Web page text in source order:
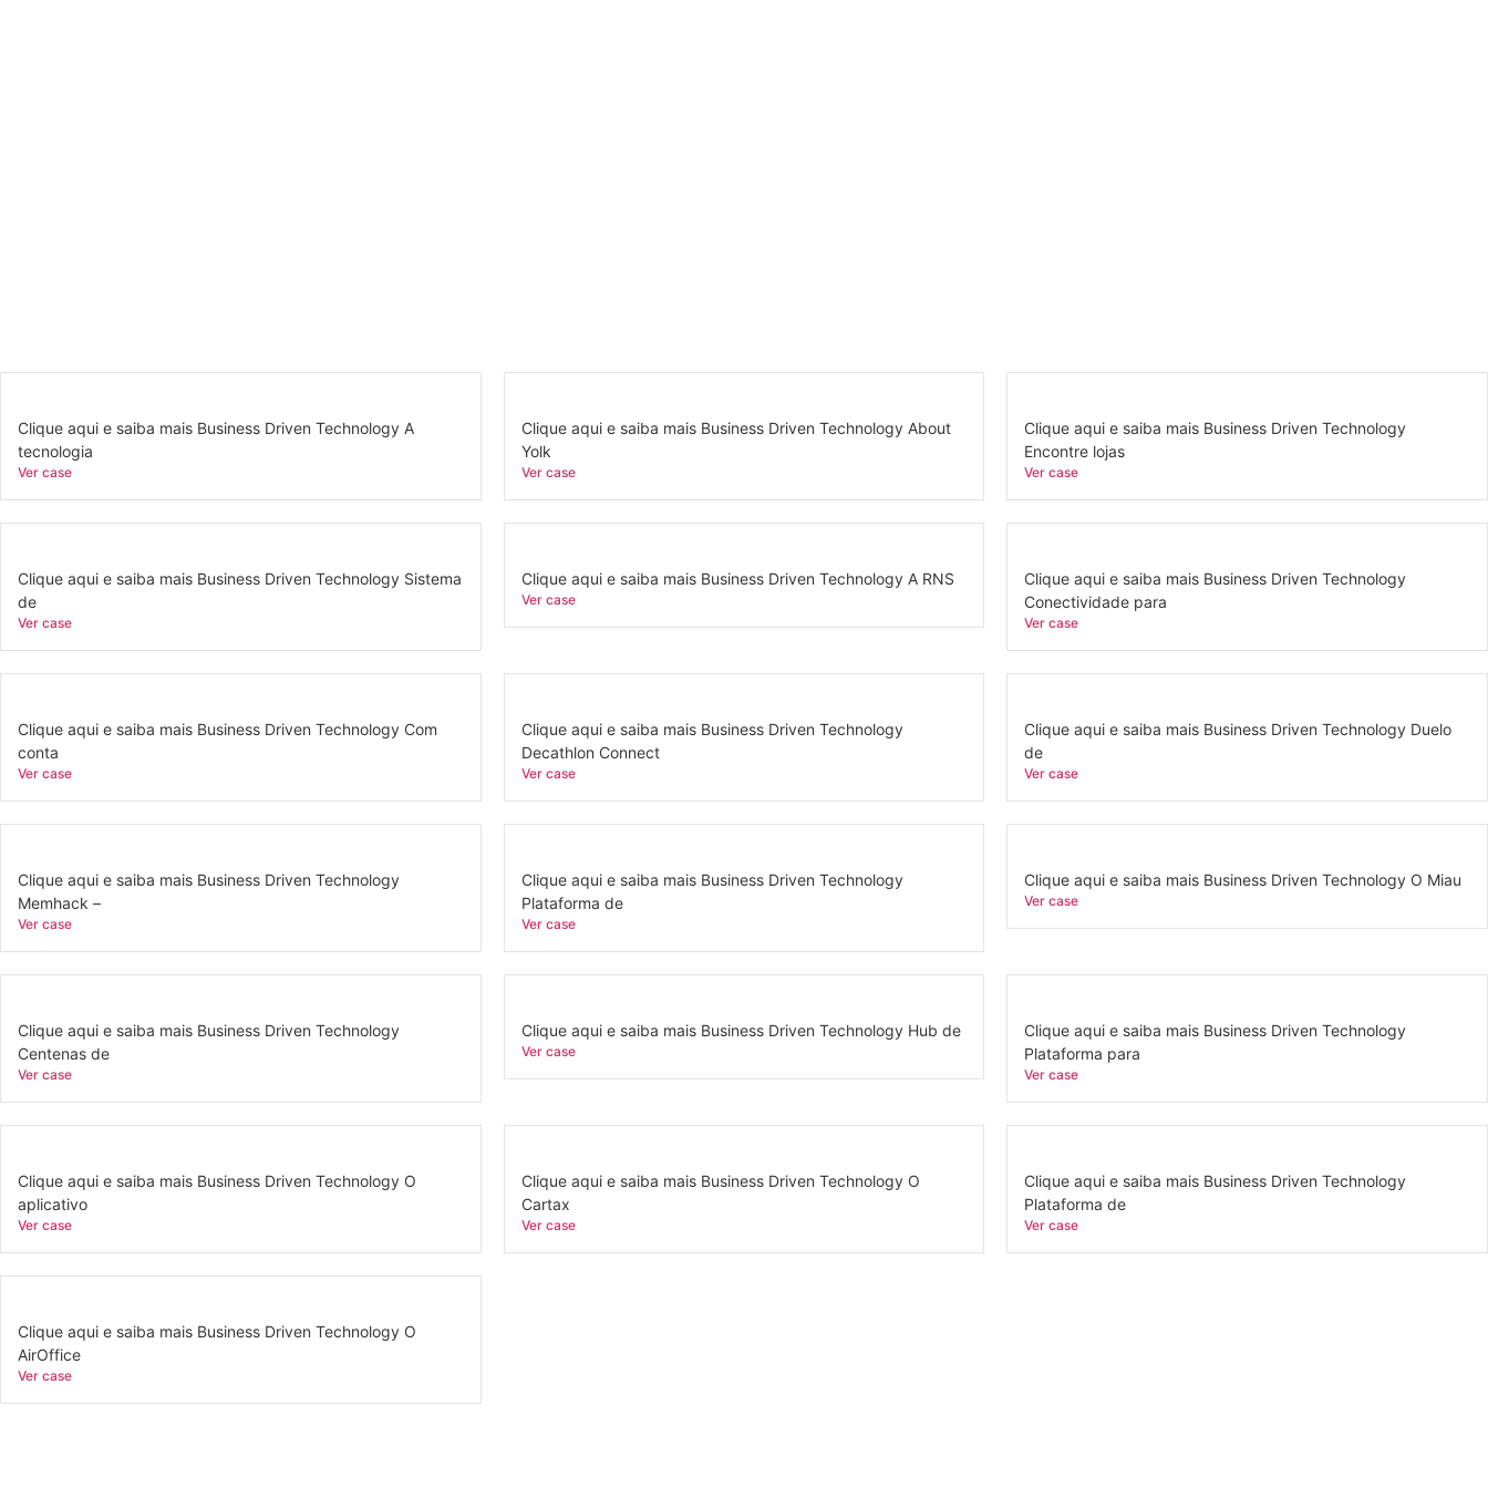
Clique aqui e saiba mais Business Driven Technology A
tecnologia
Ver case
Clique aqui e saiba mais Business Driven Technology About
Yolk
Ver case
Clique aqui e saiba mais Business Driven Technology
Encontre lojas
Ver case
Clique aqui e saiba mais Business Driven Technology Sistema
de
Ver case
Clique aqui e saiba mais Business Driven Technology A RNS
Ver case
Clique aqui e saiba mais Business Driven Technology
Conectividade para
Ver case
Clique aqui e saiba mais Business Driven Technology Com
conta
Ver case
Clique aqui e saiba mais Business Driven Technology
Decathlon Connect
Ver case
Clique aqui e saiba mais Business Driven Technology Duelo
de
Ver case
Clique aqui e saiba mais Business Driven Technology
Memhack –
Ver case
Clique aqui e saiba mais Business Driven Technology
Plataforma de
Ver case
Clique aqui e saiba mais Business Driven Technology O Miau
Ver case
Clique aqui e saiba mais Business Driven Technology
Centenas de
Ver case
Clique aqui e saiba mais Business Driven Technology Hub de
Ver case
Clique aqui e saiba mais Business Driven Technology
Plataforma para
Ver case
Clique aqui e saiba mais Business Driven Technology O
aplicativo
Ver case
Clique aqui e saiba mais Business Driven Technology O
Cartax
Ver case
Clique aqui e saiba mais Business Driven Technology
Plataforma de
Ver case
Clique aqui e saiba mais Business Driven Technology O
AirOffice
Ver case